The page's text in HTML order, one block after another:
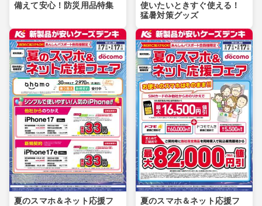
備えて安心！防災用品特集
使いたいときすぐ使える！
猛暑対策グッズ
夏のスマホ＆ネット応援フ
夏のスマホ＆ネット応援フ